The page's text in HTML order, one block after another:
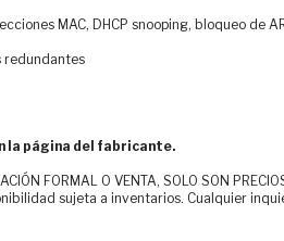
MAC, DHCP snooping, bloqueo de
redundantes
la página del fabricante.
FORMAL O VENTA, SOLO SON
sujeta a inventarios. Cualquier